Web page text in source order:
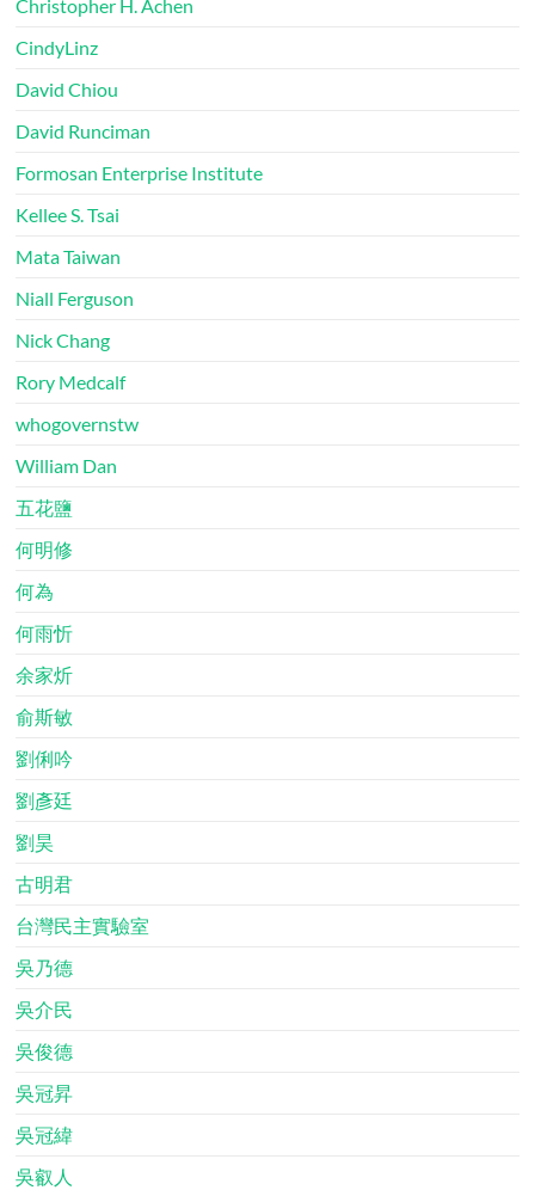
Christopher H. Achen
CindyLinz
David Chiou
David Runciman
Formosan Enterprise Institute
Kellee S. Tsai
Mata Taiwan
Niall Ferguson
Nick Chang
Rory Medcalf
whogovernstw
William Dan
五花鹽
何明修
何為
何雨忻
余家炘
俞斯敏
劉俐吟
劉彥廷
劉昊
古明君
台灣民主實驗室
吳乃德
吳介民
吳俊德
吳冠昇
吳冠緯
吳叡人